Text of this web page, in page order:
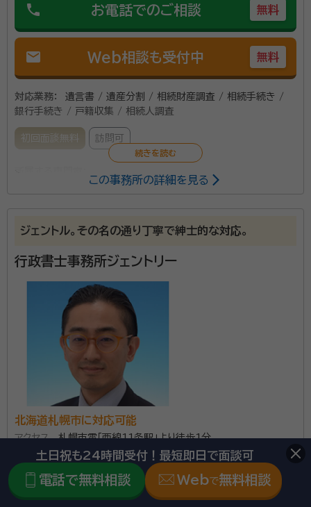
phone お電話でのご相談 無料
mail Web相談も受付中 無料
対応業務：
遺言書 / 遺産分割 / 相続財産調査 / 相続手続き /
銀行手続き / 戸籍収集 / 相続人調査
初回面談無料 訪問可
資格等： 行政書士
この事務所の詳細を見る
ジェントル。その名の通り丁寧で紳士的な対応。
行政書士事務所ジェントリー
北海道札幌市に対応可能
アクセス
札幌市電「西線11条駅」より徒歩1分
所在地
北海道札幌市中央区南１１条西１５丁目２番２７号 トーシ
ンコーポ幌西Ａ２０１号室
\「いい相続」にてご相談を承ります/
土日祝も24時間受付！最短即日で面談可
電話で無料相談 Webで無料相談